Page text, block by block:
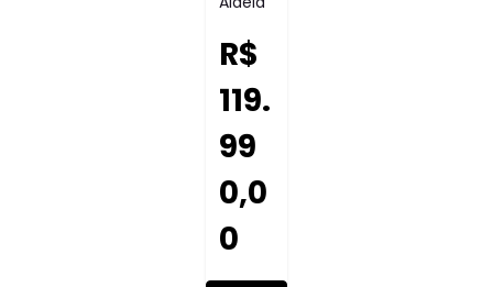
R$
119.
99
0,0
0